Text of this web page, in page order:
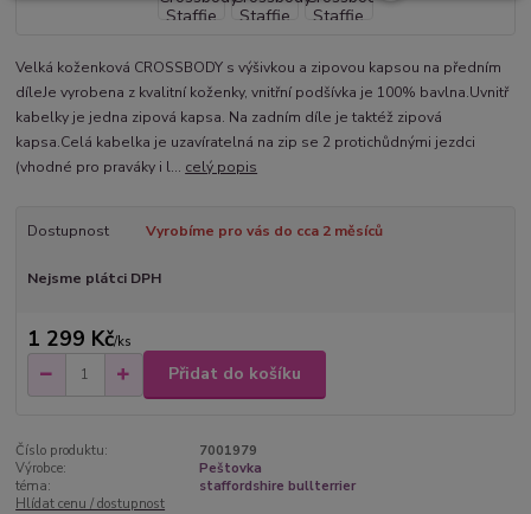
Velká koženková CROSSBODY s výšivkou a zipovou kapsou na předním
díleJe vyrobena z kvalitní koženky, vnitřní podšívka je 100% bavlna.Uvnitř
kabelky je jedna zipová kapsa. Na zadním díle je taktéž zipová
kapsa.Celá kabelka je uzavíratelná na zip se 2 protichůdnými jezdci
(vhodné pro praváky i l... celý popis
Dostupnost Vyrobíme pro vás do cca 2 měsíců
Nejsme plátci DPH
1 299 Kč/ks
Přidat do košíku
Číslo produktu:
7001979
Výrobce:
Peštovka
téma:
staffordshire bullterrier
Hlídat cenu / dostupnost